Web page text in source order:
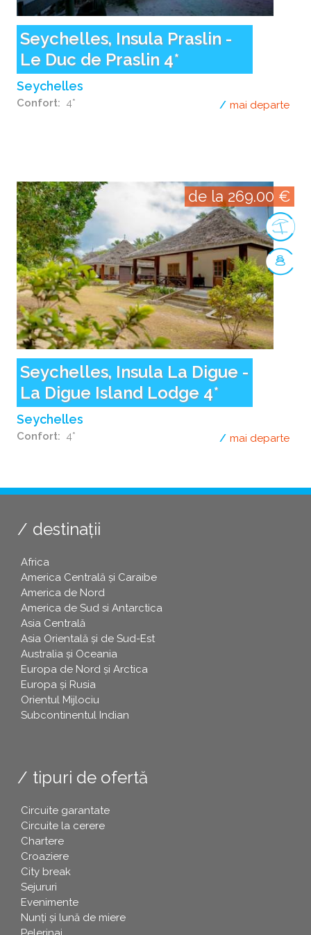
Seychelles, Insula Praslin -
Le Duc de Praslin 4*
Seychelles
Confort 4* mai departe
Seychelles, Insula La Digue -
La Digue Island Lodge 4*
Seychelles
Confort 4*
de la 269.00 €
mai departe
destinații
Africa
America Centrală și Caraibe
America de Nord
America de Sud si Antarctica
Asia Centrală
Asia Orientală și de Sud-Est
Australia și Oceania
Europa de Nord și Arctica
Europa și Rusia
Orientul Mijlociu
Subcontinentul Indian
tipuri de ofertă
Circuite garantate
Circuite la cerere
Chartere
Croaziere
City break
Sejururi
Evenimente
Nunți și lună de miere